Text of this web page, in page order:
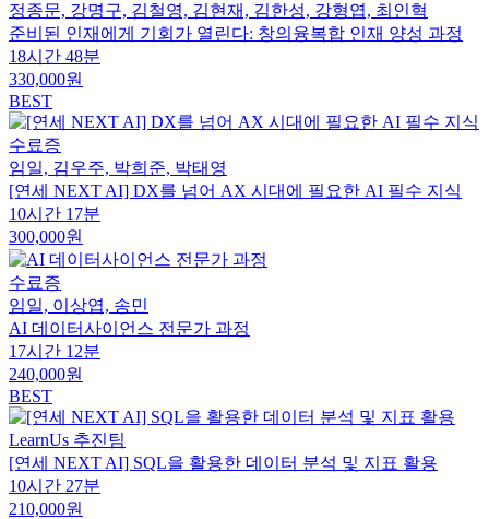
정종문, 강명구, 김철영, 김현재, 김한성, 강형엽, 최인혁
준비된 인재에게 기회가 열린다: 창의융복합 인재 양성 과정
18시간 48분
330,000원
BEST
수료증
임일, 김우주, 박희준, 박태영
[연세 NEXT AI] DX를 넘어 AX 시대에 필요한 AI 필수 지식
10시간 17분
300,000원
수료증
임일, 이상엽, 송민
AI 데이터사이언스 전문가 과정
17시간 12분
240,000원
BEST
LearnUs 추진팀
[연세 NEXT AI] SQL을 활용한 데이터 분석 및 지표 활용
10시간 27분
210,000원